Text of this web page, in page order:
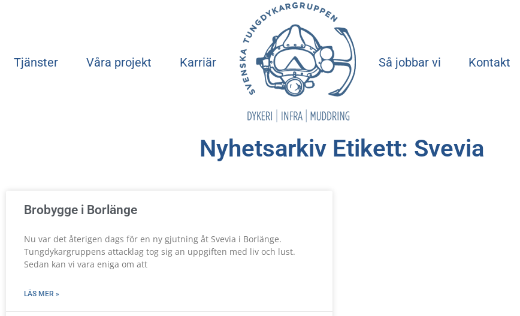
Tjänster Våra projekt Karriär Start Så jobbar vi Kontakt
Nyhetsarkiv Etikett: Svevia
Brobygge i Borlänge
Nu var det återigen dags för en ny gjutning åt Svevia i Borlänge.
Tungdykargruppens attacklag tog sig an uppgiften med liv och lust.
Sedan kan vi vara eniga om att
LÄS MER »